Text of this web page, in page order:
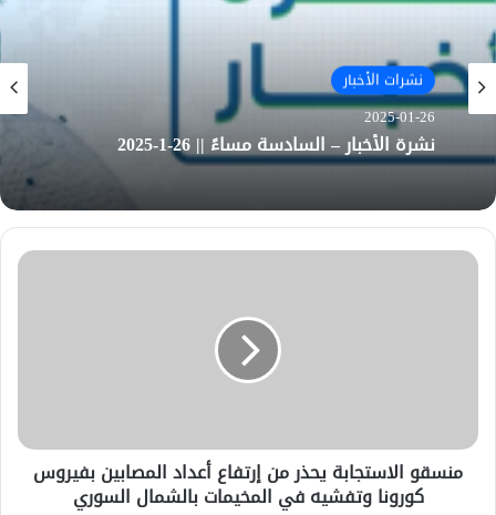
نشرات الأخبار
2025-01-26
نشرة الأخبار – السادسة مساءً || 26-1-2025
منسقو الاستجابة يحذر من إرتفاع أعداد المصابين بفيروس
كورونا وتفشيه في المخيمات بالشمال السوري